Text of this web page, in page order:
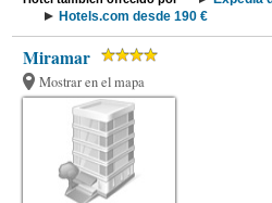
Hotels.com desde 190 €
Miramar
Mostrar en el mapa